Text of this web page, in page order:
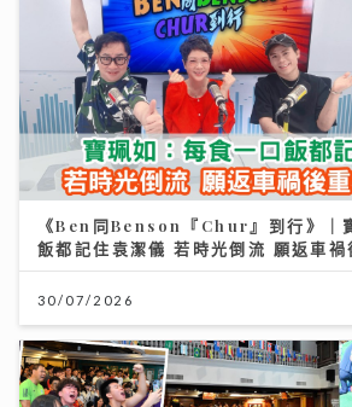
《Ben同Benson『Chur』到行》｜
飯都記住袁潔儀 若時光倒流 願返車禍
30/07/2026